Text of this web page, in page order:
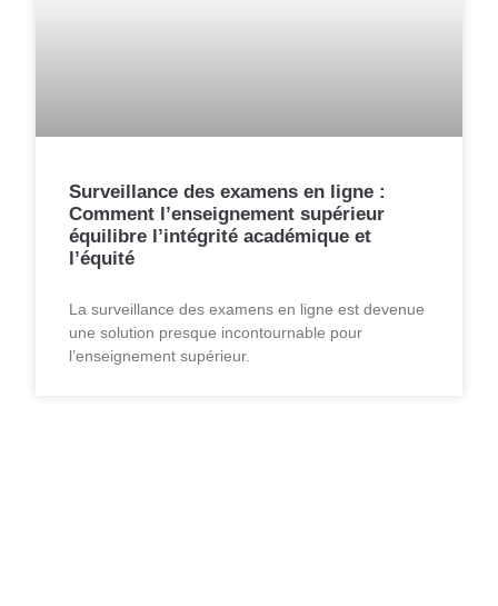
Surveillance des examens en ligne :
Comment l’enseignement supérieur
équilibre l’intégrité académique et
l’équité
La surveillance des examens en ligne est devenue
une solution presque incontournable pour
l’enseignement supérieur.